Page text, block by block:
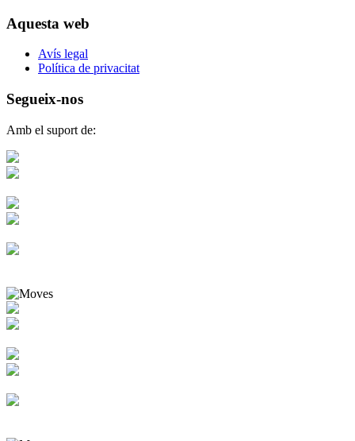
Aquesta web
Avís legal
Política de privacitat
Segueix-nos
Amb el suport de: